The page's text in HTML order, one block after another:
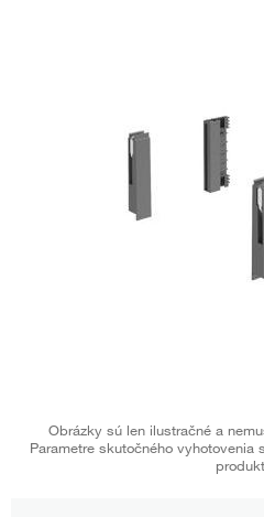
Obrázky sú len ilustračné a
Parametre skutočného